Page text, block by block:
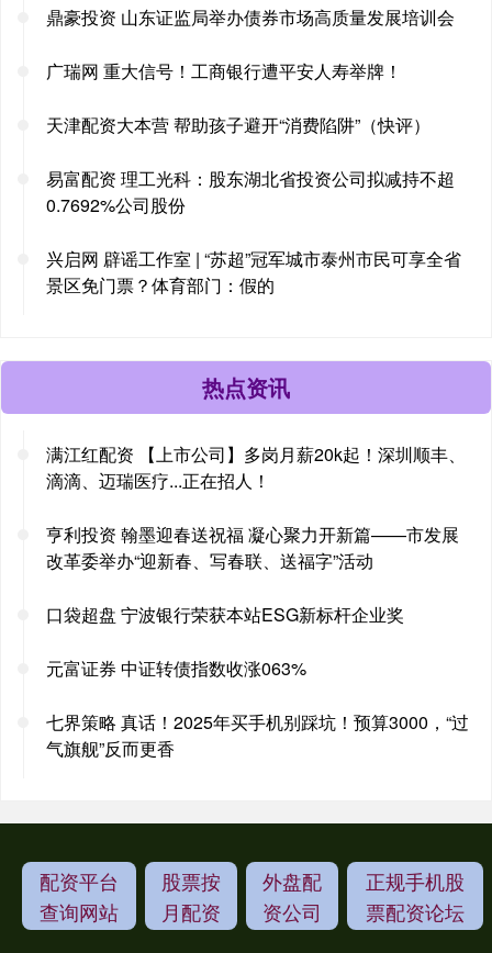
鼎豪投资 山东证监局举办债券市场高质量发展培训会
广瑞网 重大信号！工商银行遭平安人寿举牌！
天津配资大本营 帮助孩子避开“消费陷阱”（快评）
易富配资 理工光科：股东湖北省投资公司拟减持不超
0.7692%公司股份
兴启网 辟谣工作室 | “苏超”冠军城市泰州市民可享全省
景区免门票？体育部门：假的
热点资讯
满江红配资 【上市公司】多岗月薪20k起！深圳顺丰、
滴滴、迈瑞医疗...正在招人！
亨利投资 翰墨迎春送祝福 凝心聚力开新篇——市发展
改革委举办“迎新春、写春联、送福字”活动
口袋超盘 宁波银行荣获本站ESG新标杆企业奖
元富证券 中证转债指数收涨063%
七界策略 真话！2025年买手机别踩坑！预算3000，“过
气旗舰”反而更香
配资平台
查询网站
股票按
月配资
外盘配
资公司
正规手机股
票配资论坛